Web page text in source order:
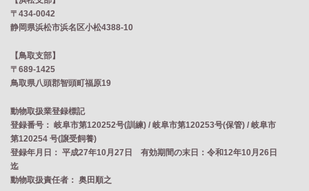
〒434-0042
静岡県浜松市浜名区小松4388-10
【鳥取支部】
〒689-1425
鳥取県八頭郡智頭町福原19
動物取扱業登録標記
登録番号： 岐阜市第120252号(訓練) / 岐阜市第120253号(保管) / 岐阜市
第120254 号(譲受飼養)
登録年月日： 平成27年10月27日 有効期間の末日：令和12年10月26日
迄
動物取扱責任者： 奥田順之